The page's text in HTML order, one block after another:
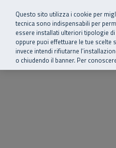
Vai al menu principale
Vai al contenuto principale
Vai al Footer
SuperAbile - il Contact Center
Home
Questo sito utilizza i cookie per
tecnica sono indispensabili per
essere installati ulteriori tipologie di
oppure puoi effettuare le tue scelte
invece intendi rifiutarne
o chiudendo il banner. Per